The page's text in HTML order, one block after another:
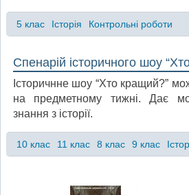
5 клас Історія Контрольні роботи
Спенарій історичного шоу
Історичнне шоу “Хто кращий?”
на предметному тижні. Дає
знання з історії.
10 клас 11 клас 8 клас 9 клас